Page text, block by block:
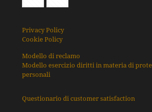
Privacy Policy
Cookie Policy
Modello di reclamo
Modello esercizio diritti in materia di
personali
Questionario di customer satisfaction